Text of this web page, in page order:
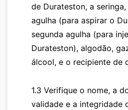
de Durateston, a
agulha (para aspirar o
segunda agulha (para
Durateston), algodão,
álcool, e o recipiente de
1.3 Verifique o nome, a
validade e a integridade